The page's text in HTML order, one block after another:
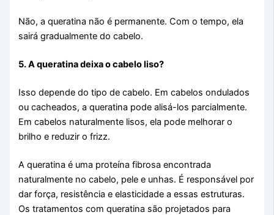
Não, a queratina não é permanente. Com o tempo, ela
sairá gradualmente do cabelo.
5. A queratina deixa o cabelo liso?
Isso depende do tipo de cabelo. Em cabelos ondulados
ou cacheados, a queratina pode alisá-los parcialmente.
Em cabelos naturalmente lisos, ela pode melhorar o
brilho e reduzir o frizz.
A queratina é uma proteína fibrosa encontrada
naturalmente no cabelo, pele e unhas. É responsável por
dar força, resistência e elasticidade a essas estruturas.
Os tratamentos com queratina são projetados para